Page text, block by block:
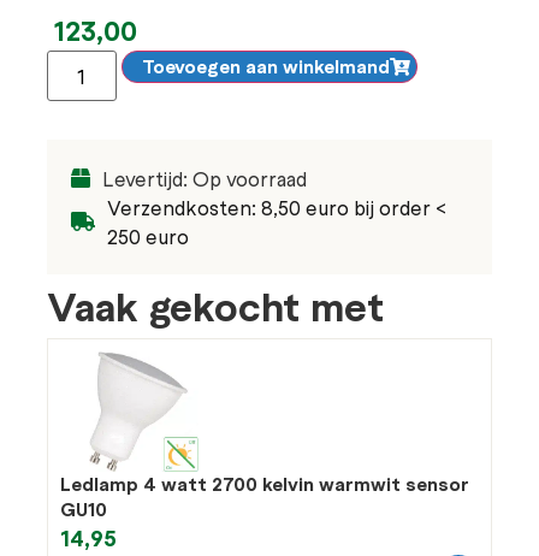
123,00
Toevoegen aan winkelmand
Levertijd: Op voorraad
Verzendkosten: 8,50 euro bij order <
250 euro
Vaak gekocht met
Ledlamp 4 watt 2700 kelvin warmwit sensor
GU10
14,95